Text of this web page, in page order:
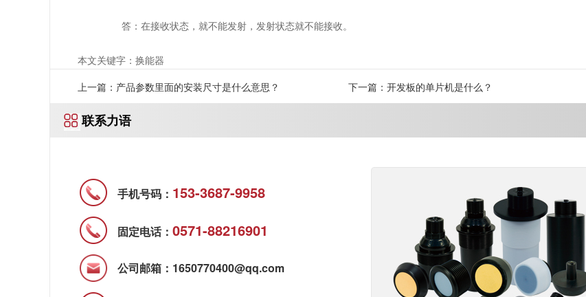
答：在接收状态，就不能发射，发射状态就不能接收。
本文关键字：换能器
上一篇：产品参数里面的安装尺寸是什么意思？
下一篇：开发板的单片机是什么？
联系力语
手机号码： 153-3687-9958
固定电话：0571-88216901
公司邮箱：1650770400@qq.com